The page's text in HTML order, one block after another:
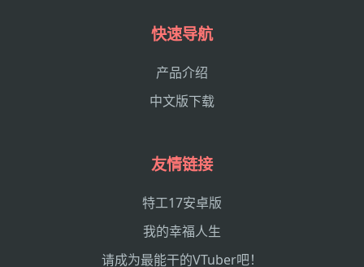
快速导航
产品介绍
中文版下载
友情链接
特工17安卓版
我的幸福人生
请成为最能干的VTuber吧！